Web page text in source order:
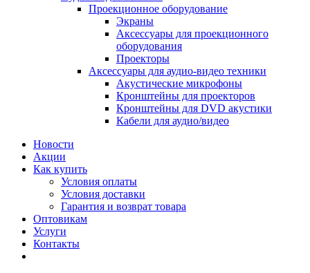
Проекционное оборудование
Экраны
Аксессуары для проекционного
оборудования
Проекторы
Аксессуары для аудио-видео техники
Акустические микрофоны
Кронштейны для проекторов
Кронштейны для DVD акустики
Кабели для аудио/видео
Новости
Акции
Как купить
Условия оплаты
Условия доставки
Гарантия и возврат товара
Оптовикам
Услуги
Контакты